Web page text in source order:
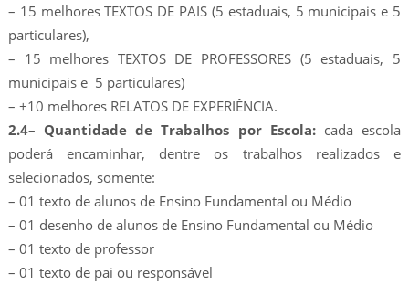
– 15 melhores TEXTOS DE PAIS (5 estaduais, 5 municipais e 5
particulares),
– 15 melhores TEXTOS DE PROFESSORES (5 estaduais, 5
municipais e 5 particulares)
– +10 melhores RELATOS DE EXPERIÊNCIA.
2.4– Quantidade de Trabalhos por Escola:cada escola
poderá encaminhar, dentre os trabalhos realizados e
selecionados, somente:
– 01 texto de alunos de Ensino Fundamental ou Médio
– 01 desenho de alunos de Ensino Fundamental ou Médio
– 01 texto de professor
– 01 texto de pai ou responsável